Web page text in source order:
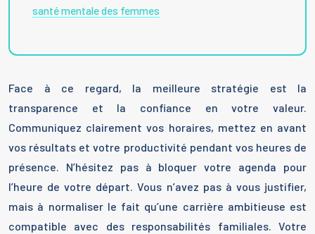
santé mentale des femmes
Face à ce regard, la meilleure stratégie est la
transparence et la confiance en votre valeur.
Communiquez clairement vos horaires, mettez en avant
vos résultats et votre productivité pendant vos heures de
présence. N’hésitez pas à bloquer votre agenda pour
l’heure de votre départ. Vous n’avez pas à vous justifier,
mais à normaliser le fait qu’une carrière ambitieuse est
compatible avec des responsabilités familiales. Votre